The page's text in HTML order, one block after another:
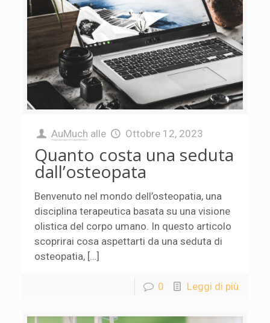
AuMuch alle Ottobre 12, 2023
Quanto costa una seduta
dall’osteopata
Benvenuto nel mondo dell’osteopatia, una
disciplina terapeutica basata su una visione
olistica del corpo umano. In questo articolo
scoprirai cosa aspettarti da una seduta di
osteopatia, […]
0 Leggi di più